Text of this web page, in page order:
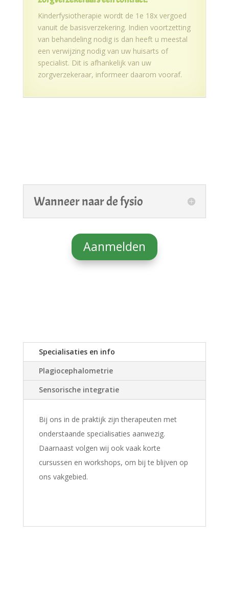
Kinderfysiotherapie wordt de 1e 18x vergoed
vanuit de basisverzekering. Indien voortzetting
van behandeling nodig is dan heeft u meestal
een verwijzing nodig van uw huisarts of
specialist. Dit is afhankelijk van uw
zorgverzekeraar, informeer daarom vooraf.
Wanneer naar de fysio
Aanmelden
Specialisaties en info
Plagiocephalometrie
Sensorische integratie
Bij ons in de praktijk zijn therapeuten met
onderstaande specialisaties aanwezig.
Daarnaast volgen wij ook vaak korte
cursussen en workshops, om bij te blijven op
ons vakgebied.